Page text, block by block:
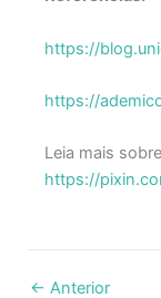
https://
https://
Leia mais
https://
← Anterior